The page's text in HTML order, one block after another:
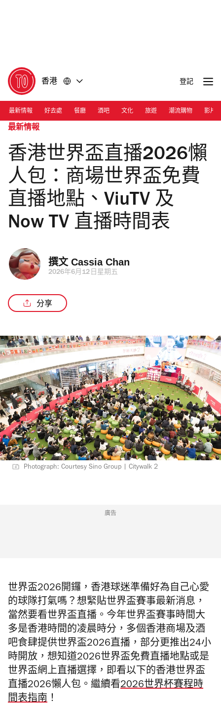
香港 登記
最新情報 好去處 餐廳 酒吧 文化 旅遊 潮流購物 影片
最新情報
香港世界盃直播2026懶
人包：商場世界盃免費
直播地點、ViuTV 及
Now TV 直播時間表
撰文 Cassia Chan
2026年6月12日星期五
分享
Photograph: Courtesy Sino Group | Citywalk 2
廣告
世界盃2026開鑼，香港球迷準備好為自己心愛
的球隊打氣嗎？想緊貼世界盃賽事最新消息，
當然要看世界盃直播。今年世界盃賽事時間大
多是香港時間的凌晨時分，多個香港商場及酒
吧食肆提供世界盃2026直播，部分更推出24小
時開放，想知道2026世界盃免費直播地點或是
世界盃網上直播選擇，即看以下的香港世界盃
直播2026懶人包。繼續看2026世界杯賽程時
間表指南 ！